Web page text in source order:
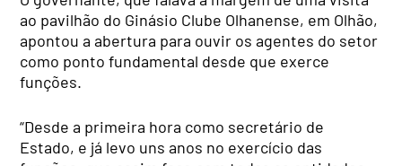
ao pavilhão do Ginásio Clube Olhanense, em Olhão,
apontou a abertura para ouvir os agentes do setor
como ponto fundamental desde que exerce
funções.
“Desde a primeira hora como secretário de
Estado, e já levo uns anos no exercício das